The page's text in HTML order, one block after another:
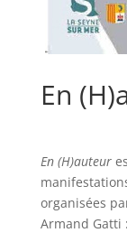
En
En (H)auteur
organisées
Armand Gatti :